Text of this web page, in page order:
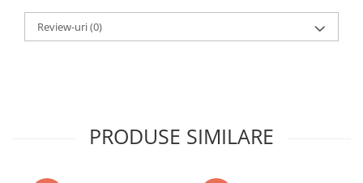
Review-uri(0)
PRODUSE SIMILARE